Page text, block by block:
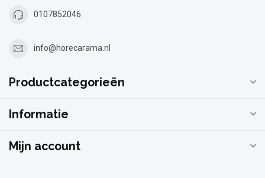
0107852046
info@horecarama.nl
Productcategorieën
Informatie
Mijn account